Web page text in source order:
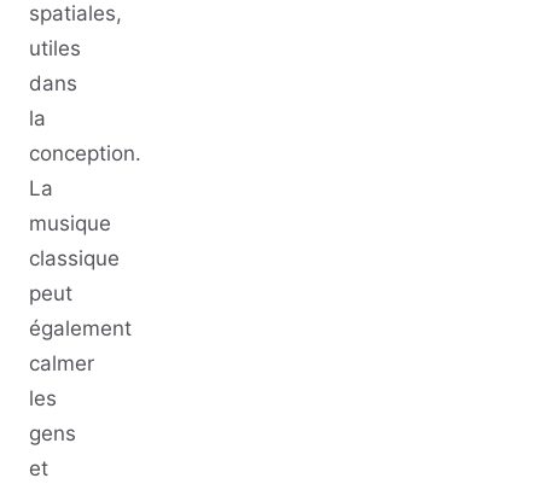
spatiales,
utiles
dans
la
conception.
La
musique
classique
peut
également
calmer
les
gens
et